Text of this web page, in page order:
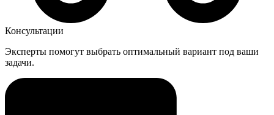
Консультации
Эксперты помогут выбрать оптимальный вариант под ваши
задачи.